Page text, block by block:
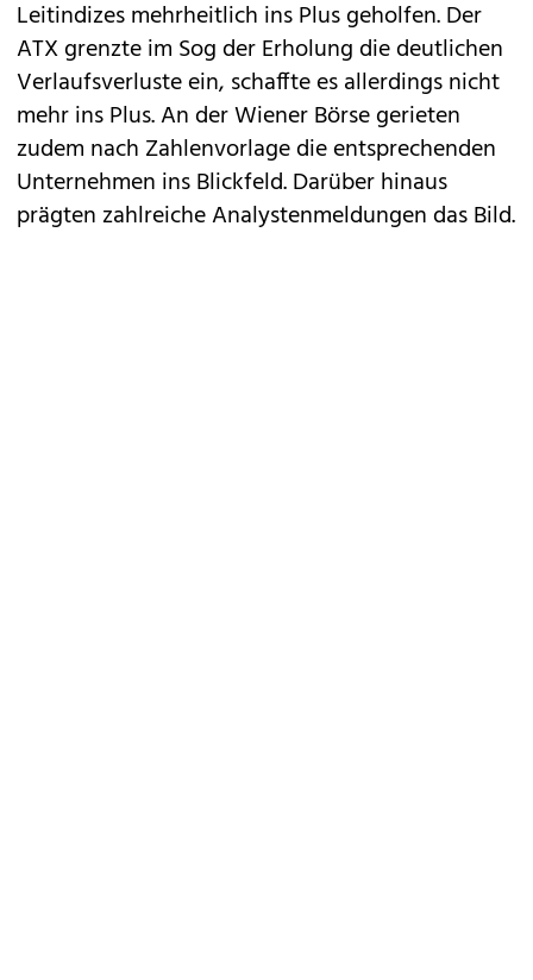
Leitindizes mehrheitlich ins Plus geholfen. Der
ATX grenzte im Sog der Erholung die deutlichen
Verlaufsverluste ein, schaffte es allerdings nicht
mehr ins Plus. An der Wiener Börse gerieten
zudem nach Zahlenvorlage die entsprechenden
Unternehmen ins Blickfeld. Darüber hinaus
prägten zahlreiche Analystenmeldungen das Bild.